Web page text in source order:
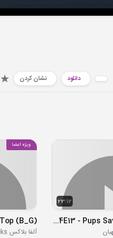
دانلود نشان کردن
23:12
S04E13 - Pups Save a Baby Octopus
ویژه اعضا
(B_G)
آلفا بلاکس Alphablocks